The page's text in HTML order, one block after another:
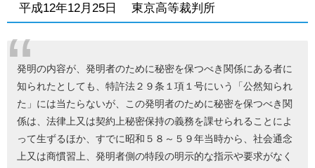
平成12年12月25日 東京高等裁判所
発明の内容が、発明者のために秘密を保つべき関係にある者に
知られたとしても、特許法２９条１項１号にいう「公然知られ
た」には当たらないが、この発明者のために秘密を保つべき関
係は、法律上又は契約上秘密保持の義務を課せられることによ
って生ずるほか、すでに昭和５８～５９年当時から、社会通念
上又は商慣習上、発明者側の特段の明示的な指示や要求がなく